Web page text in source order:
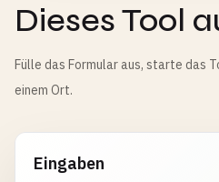
Dieses Tool
Fülle das Formular aus, starte das
einem Ort.
Eingaben